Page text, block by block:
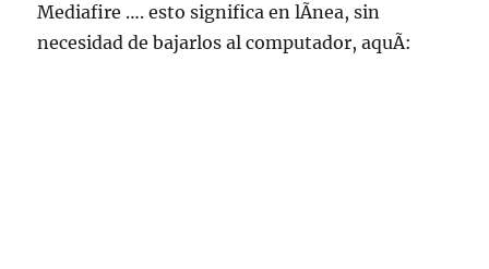
Mediafire …. esto significa en lÃ­nea, sin
necesidad de bajarlos al computador, aquÃ­: